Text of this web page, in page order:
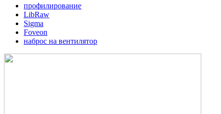
профилирование
LibRaw
Sigma
Foveon
наброс на вентилятор